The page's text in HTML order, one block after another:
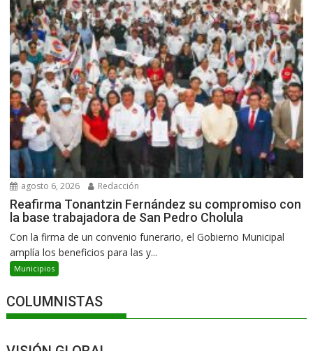
agosto 6, 2026 Redacción
Reafirma Tonantzin Fernández su compromiso con
la base trabajadora de San Pedro Cholula
Con la firma de un convenio funerario, el Gobierno Municipal
amplía los beneficios para las y...
Municipios
COLUMNISTAS